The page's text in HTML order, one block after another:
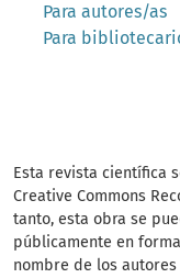
Para autores/as
Para
Esta revista científica
Creative Commons
tanto, esta obra se
públicamente en
nombre de los